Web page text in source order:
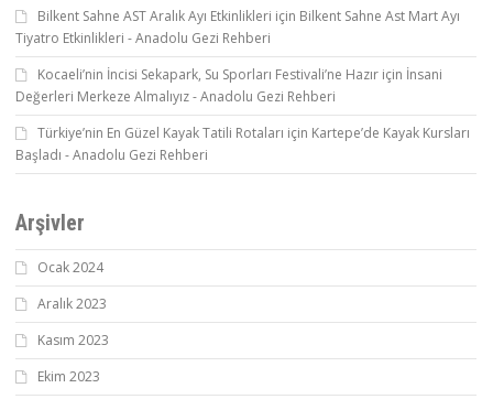
Bilkent Sahne AST Aralık Ayı Etkinlikleri için Bilkent Sahne Ast Mart Ayı
Tiyatro Etkinlikleri - Anadolu Gezi Rehberi
Kocaeli’nin İncisi Sekapark, Su Sporları Festivali’ne Hazır için İnsani
Değerleri Merkeze Almalıyız - Anadolu Gezi Rehberi
Türkiye’nin En Güzel Kayak Tatili Rotaları için Kartepe’de Kayak Kursları
Başladı - Anadolu Gezi Rehberi
Arşivler
Ocak 2024
Aralık 2023
Kasım 2023
Ekim 2023